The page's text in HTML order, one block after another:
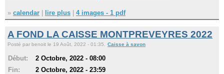
» calendar lire plus 4 images - 1 pdf
A FOND LA CAISSE MONTPREVEYRES 2022
Posté par benoit le 19 Août, 2022 - 01:35. Caisse à savon
Début:
2 Octobre, 2022 - 08:00
Fin:
2 Octobre, 2022 - 23:59